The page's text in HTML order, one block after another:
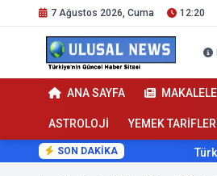
7 Ağustos 2026, Cuma 12:20
ANA SAYFA
ASTROLOJİ YEMEK
SON DAKİKA Türkiye,